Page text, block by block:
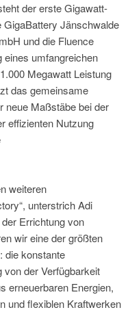
der erste Gigawatt-
GigaBattery Jänschwalde
und die Fluence
umfangreichen
Megawatt Leistung
das gemeinsame
neue Maßstäbe bei der
effizienten Nutzung
weiteren
unterstrich Adi
Errichtung von
wir eine der größten
die konstante
von der Verfügbarkeit
erneuerbaren Energien,
und flexiblen Kraftwerken